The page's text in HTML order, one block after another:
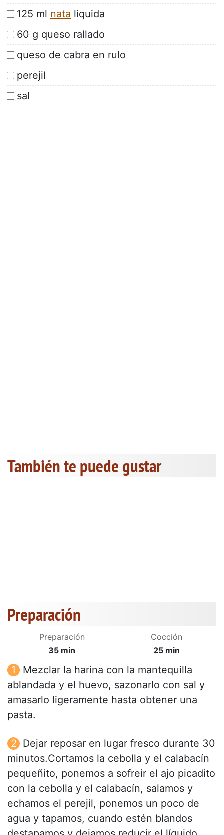
125 ml nata liquida
60 g queso rallado
queso de cabra en rulo
perejil
sal
También te puede gustar
Preparación
Preparación
35 min
Cocción
25 min
Mezclar la harina con la mantequilla
ablandada y el huevo, sazonarlo con sal y
amasarlo ligeramente hasta obtener una
pasta.
Dejar reposar en lugar fresco durante 30
minutos.Cortamos la cebolla y el calabacín
pequeñito, ponemos a sofreir el ajo picadito
con la cebolla y el calabacín, salamos y
echamos el perejil, ponemos un poco de
agua y tapamos, cuando estén blandos